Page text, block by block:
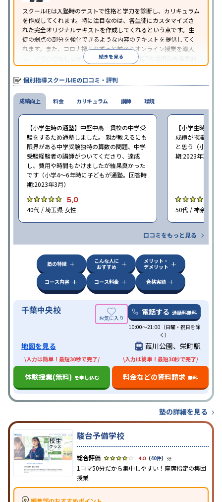
スクールIEは入塾時のテストで性格と学力を診断し、カリキュラム
を作成してくれます。特に注目なのは、各生徒にカスタマイズさ
れた完全オリジナルテキストを作成してくれるという点です。生
徒の弱点の部分を強化できるような内容のテキストを提供してく
れます。また、コロナ禍よりずっと前からオンライン授業を導入
し、ノウハウもしっかりとしています。AIやICTの活用の先駆者的
な個別指導塾です。
続きを見る
個別指導スクールIEの口コミ・評判
成績向上
【小学生時の通塾】中堅中高一貫校の中学受
験をするため通塾しました。 親が教えるにも
限界がある中学受験独特の算数の問題、中学
受験経験者の講師がついてくださり、達成
し、費用や時間もかけましたが結果良かった
です（小学4〜6年時に子どもが通塾。回答時
期:2023年3月）
5.0
40代 / 埼玉県 女性
【小学生時の通
成績が物凄く悪
と思う（小学6
期:2023年3月）
50代 / 神奈川県
口コミをもっと見る
料金 カリキュラム 講師 環境
塾の特徴
こんな人に
おすすめ
メリット・
デメリット
コース内容
コース料金 合格実績
千葉中央校 電話する 通話料無料
10:00～21:00（日曜・祝日を除
く）
地図を見る 葭川公園、栄町駅
\入力は簡単！最短30秒で完了/
体験授業(無料) を申し込む
\入力は簡単！最短30秒で完了/
料金などの資料請求 無料
塾の詳細を見る
駿台予備学校
4.0（40件） ※
1コマ50分だから集中しやすい！座席指定の集団
授業